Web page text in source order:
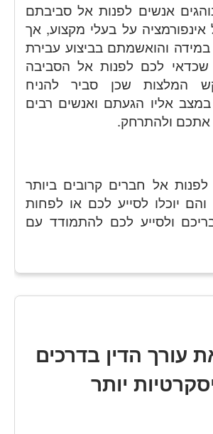
אנשים לפנות אל סביבתם
אינפורמציה על בעלי מקצוע, אך
והואשמתם בביצוע עבירת
לכם לפנות אל הסביבה
המלצות שכן סביר להניח
אליו הגעתם ואנשים רבים
אתכם ולהתרחק.
לפנות אל חברים קרובים ביותר
יוכלו לסייע לכם או לפחות
ולסייע לכם להתמודד עם
עורך הדין בדרכים
יותר